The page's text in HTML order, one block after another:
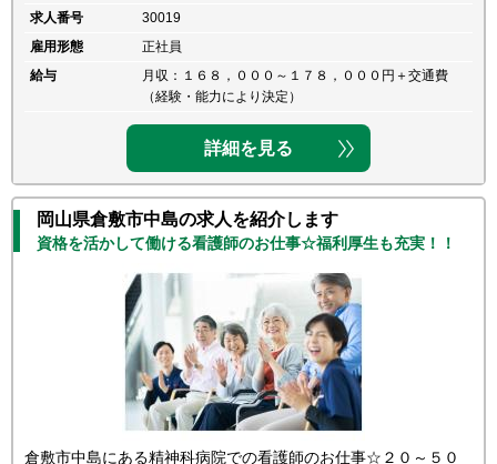
求人番号
30019
雇用形態
正社員
給与
月収：１６８，０００～１７８，０００円＋交通費
（経験・能力により決定）
詳細を見る
岡山県倉敷市中島の求人を紹介します
資格を活かして働ける看護師のお仕事☆福利厚生も充実！！
倉敷市中島にある精神科病院での看護師のお仕事☆２０～５０